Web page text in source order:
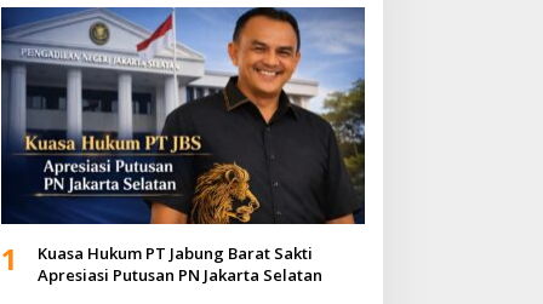
1
Kuasa Hukum PT Jabung Barat Sakti
Apresiasi Putusan PN Jakarta Selatan